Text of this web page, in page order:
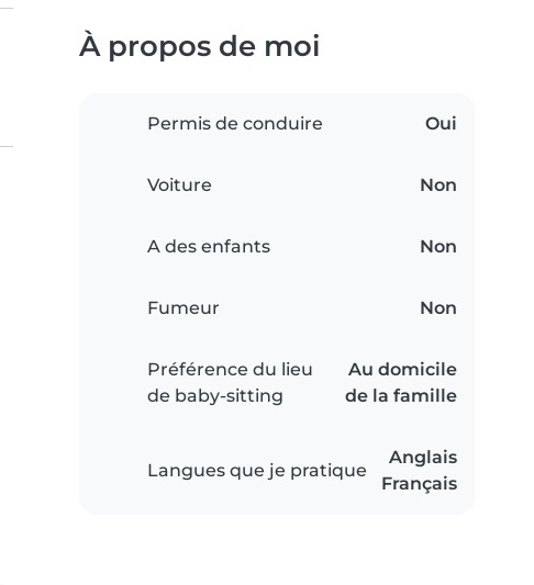
À propos de moi
Permis de conduire Oui
Voiture Non
A des enfants Non
Fumeur Non
Préférence du lieu
de baby-sitting
Au domicile
de la famille
Langues que je pratique
Anglais
Français